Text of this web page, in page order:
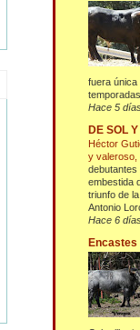
fuera única
temporadas
Hace 5
DE SOL
Héctor
y valeroso,
embestida
triunfo de
Antonio
Hace 6